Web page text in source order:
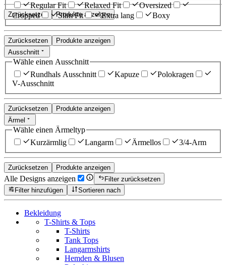
Zurücksetzen Produkte anzeigen
Regular Fit
Relaxed Fit
Oversized
Cropped
Slim Fit Extra lang Boxy
Zurücksetzen
Produkte anzeigen
Ausschnitt
Wähle einen Ausschnitt
Rundhals Ausschnitt
Kapuze
Polokragen
V-Ausschnitt
Zurücksetzen
Produkte anzeigen
Ärmel
Wähle einen Ärmeltyp
Kurzärmlig
Langarm Ärmellos 3/4-Arm
Zurücksetzen Produkte anzeigen
Alle Designs anzeigen
Filter zurücksetzen
Filter hinzufügen
Sortieren nach
Bekleidung
T-Shirts & Tops
T-Shirts
Tank Tops
Langarmshirts
Hemden & Blusen